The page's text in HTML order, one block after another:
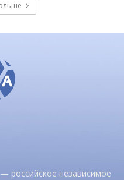
российское независимое